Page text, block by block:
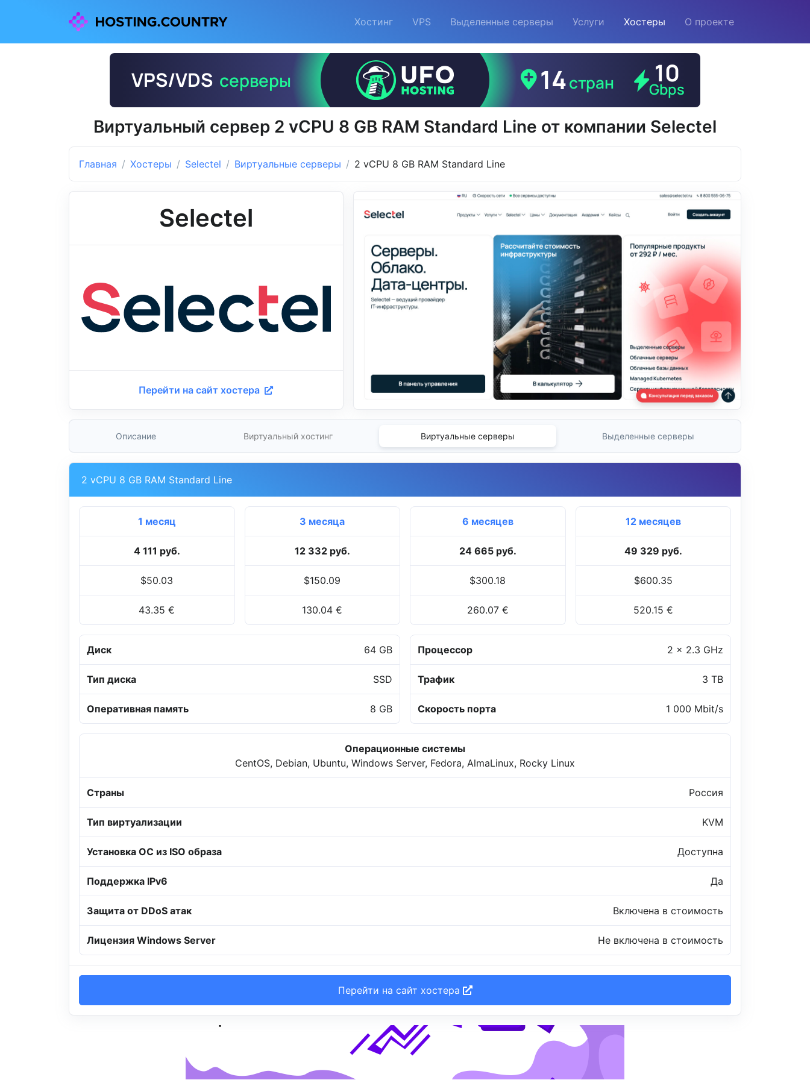
Хостинг VPS Выделенные серверы Услуги Хостеры О проекте
Виртуальный сервер 2 vCPU 8 GB RAM Standard Line от компании Selectel
Главная Хостеры Selectel Виртуальные серверы 2 vCPU 8 GB RAM Standard Line
Selectel
Перейти на сайт хостера
Описание Виртуальный хостинг Виртуальные серверы Выделенные серверы
2 vCPU 8 GB RAM Standard Line
1 месяц
4 111 руб.
$50.03
43.35 €
3 месяца
12 332 руб.
$150.09
130.04 €
6 месяцев
24 665 руб.
$300.18
260.07 €
12 месяцев
49 329 руб.
$600.35
520.15 €
Диск 64 GB
Тип диска SSD
Оперативная память 8 GB
Процессор 2 x 2.3 GHz
Трафик 3 TB
Скорость порта 1 000 Mbit/s
Операционные системы
CentOS, Debian, Ubuntu, Windows Server, Fedora, AlmaLinux, Rocky Linux
Страны Россия
Тип виртуализации KVM
Установка ОС из ISO образа Доступна
Поддержка IPv6 Да
Защита от DDoS атак Включена в стоимость
Лицензия Windows Server Не включена в стоимость
Перейти на сайт хостера